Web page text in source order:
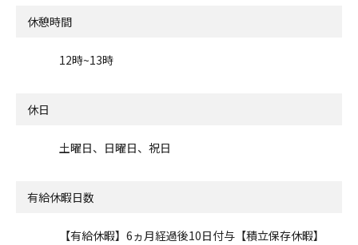
休憩時間
12時~13時
休日
土曜日、日曜日、祝日
有給休暇日数
【有給休暇】6ヵ月経過後10日付与【積立保存休暇】